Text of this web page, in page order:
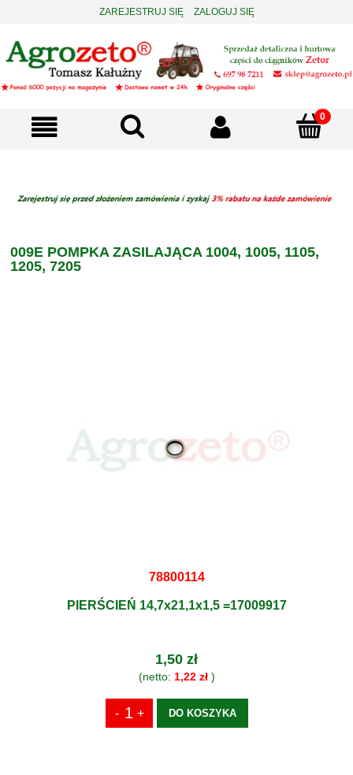
ZAREJESTRUJ SIĘ ZALOGUJ SIĘ
009E POMPKA ZASILAJĄCA 1004, 1005, 1105,
1205, 7205
78800114
PIERŚCIEŃ 14,7x21,1x1,5 =17009917
1,50 zł
(netto: 1,22 zł)
DO KOSZYKA